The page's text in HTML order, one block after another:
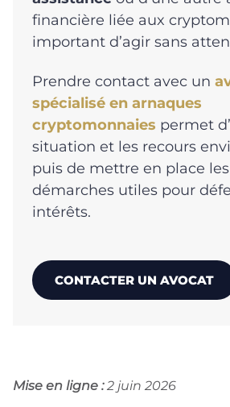
financière liée aux
important d’agir sans
Prendre contact avec un
spécialisé en arnaques
cryptomonnaies permet
situation et les recours
puis de mettre en place
démarches utiles pour
intérêts.
CONTACTER UN AVOCAT
Mise en ligne :2 juin 2026